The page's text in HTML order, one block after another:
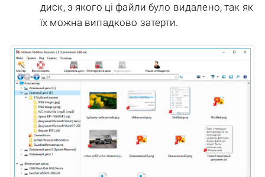
диск, з якого ці файли було видалено, так як
їх можна випадково затерти.